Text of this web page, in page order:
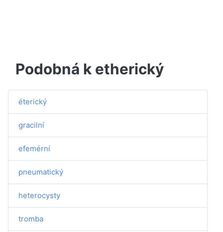
Podobná k etherický
éterický
gracilní
efemérní
pneumatický
heterocysty
tromba